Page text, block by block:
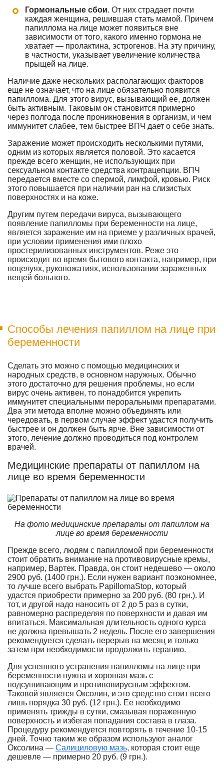
Гормональные сбои. От них страдает почти
каждая женщина, решившая стать мамой. Причем
папиллома на лице может появиться вне
зависимости от того, какого именно гормона не
хватает — пролактина, эстрогенов. На эту причину,
в частности, указывает увеличение количества
прыщей на лице.
Наличие даже нескольких располагающих факторов
еще не означает, что на лице обязательно появится
папиллома. Для этого вирус, вызывающий ее, должен
быть активным. Таковым он становится примерно
через полгода после проникновения в организм, и чем
иммунитет слабее, тем быстрее ВПЧ дает о себе знать.
Заражение может происходить несколькими путями,
одним из которых является половой. Это касается
прежде всего женщин, не использующих при
сексуальном контакте средства контрацепции. ВПЧ
передается вместе со спермой, лимфой, кровью. Риск
этого повышается при наличии ран на слизистых
поверхностях и на коже.
Другим путем передачи вируса, вызывающего
появление папилломы при беременности на лице,
является заражение им на приеме у различных врачей,
при условии применения ими плохо
простерилизованных инструментов. Реже это
происходит во время бытового контакта, например, при
поцелуях, рукопожатиях, использовании зараженных
вещей больного.
Способы лечения папиллом на лице при
беременности
Сделать это можно с помощью медицинских и
народных средств, в основном наружных. Обычно
этого достаточно для решения проблемы, но если
вирус очень активен, то понадобится укрепить
иммунитет специальными пероральными препаратами.
Два эти метода вполне можно объединять или
чередовать, в первом случае эффект удастся получить
быстрее и он должен быть ярче. Вне зависимости от
этого, лечение должно проводиться под контролем
врачей.
Медицинские препараты от папиллом на
лице во время беременности
На фото медицинские препараты от папиллом на
лице во время беременности
Прежде всего, людям с папилломой при беременности
стоит обратить внимание на противовирусные кремы,
например, Вартек. Правда, он стоит недешево — около
2900 руб. (1400 грн.). Если нужен вариант поэкономнее,
то лучше всего выбрать PapillomaStop, который
удастся приобрести примерно за 200 руб. (80 грн.). И
тот, и другой надо наносить от 2 до 5 раз в сутки,
равномерно распределяя по поверхности и давая им
впитаться. Максимальная длительность одного курса
не должна превышать 2 недель. После его завершения
рекомендуется сделать перерыв на месяц и только
затем при необходимости продолжить терапию.
Для успешного устранения папилломы на лице при
беременности нужна и хорошая мазь с
подсушивающим и противовирусным эффектом.
Таковой является Оксолин, и это средство стоит всего
лишь порядка 30 руб. (12 грн.). Ее необходимо
применять трижды в сутки, смазывая пораженную
поверхность и избегая попадания состава в глаза.
Процедуру рекомендуется повторять в течение 10-15
дней. Точно таким же образом используют аналог
Оксолина — Салициловую мазь, которая стоит еще
дешевле — примерно 20 руб. (9 грн.).